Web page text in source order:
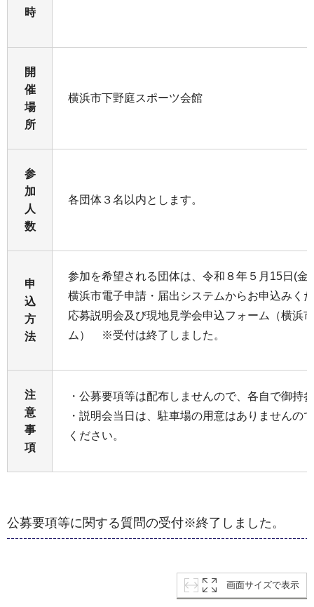
時
開
催
場
所
横浜市下野庭スポーツ会館
参
加
人
数
各団体３名以内とします。
申
込
方
法
参加を希望される団体は、令和８年５月15日(金
横浜市電子申請・届出システムからお申込みく
応募説明会及び現地見学会申込フォーム（横浜
ム） ※受付は終了しました。
注
意
事
項
・公募要項等は配布しませんので、各自で御持
・説明会当日は、駐車場の用意はありませんの
ください。
公募要項等に関する質問の受付※終了しました。
画面サイズで表示